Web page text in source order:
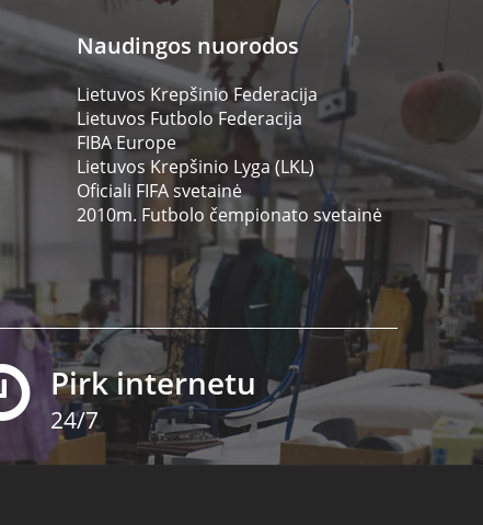
Naudingos nuorodos
Lietuvos Krepšinio Federacija
Lietuvos Futbolo Federacija
FIBA Europe
Lietuvos Krepšinio Lyga (LKL)
Oficiali FIFA svetainė
2010m. Futbolo čempionato svetainė
Pirk internetu
24/7